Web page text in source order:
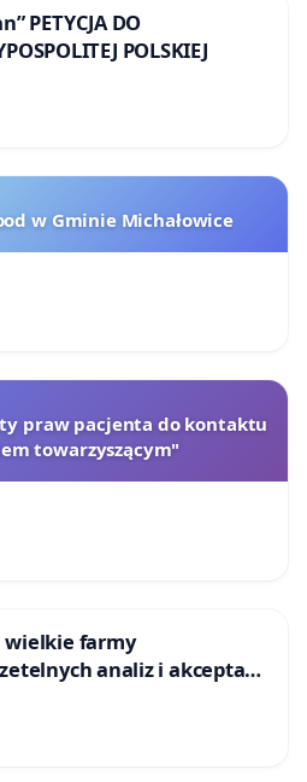
PETYCJA DO
POLSKIEJ
w Gminie Michałowice
praw pacjenta do kontaktu
towarzyszącym"
wielkie farmy
analiz i akceptacji